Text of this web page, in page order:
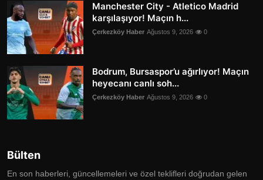
Manchester City - Atletico Madrid
karşılaşıyor! Maçın h...
Çerkezköy Haber Ağustos 9, 2026 0
Bodrum, Bursaspor’u ağırlıyor! Maçın
heyecanı canlı soh...
Çerkezköy Haber Ağustos 9, 2026 0
Bülten
En son haberleri, güncellemeleri ve özel teklifleri doğrudan gelen